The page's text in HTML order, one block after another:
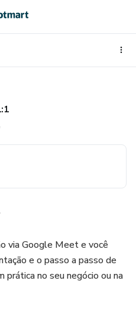
via Google Meet e você
e o passo a passo de
prática no seu negócio ou na